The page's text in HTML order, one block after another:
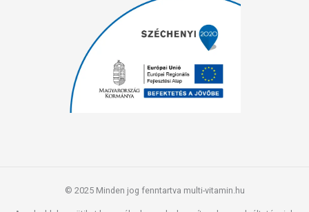
© 2025 Minden jog fenntartva multi-vitamin.hu